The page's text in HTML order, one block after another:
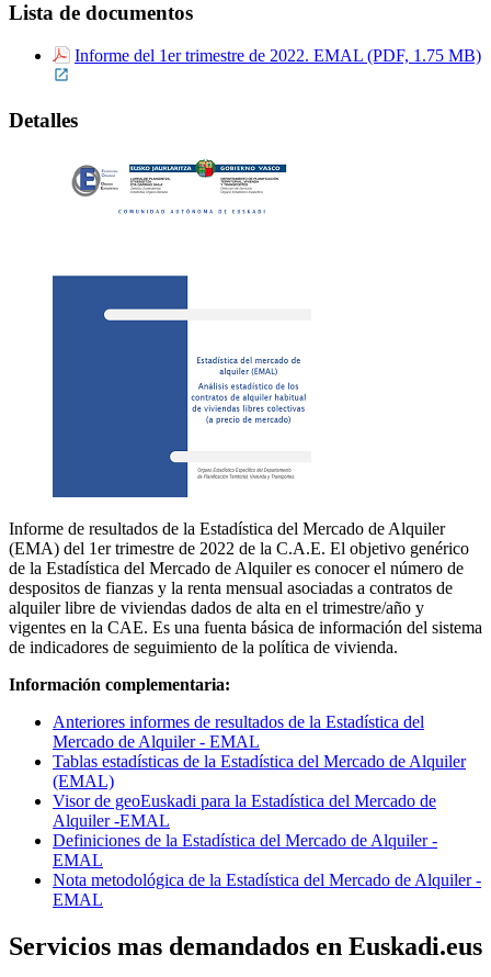
Lista de documentos
Informe del 1er trimestre de 2022. EMAL (PDF, 1.75 MB)
Detalles
Informe de resultados de la Estadística del Mercado de Alquiler
(EMA) del 1er trimestre de 2022 de la C.A.E. El objetivo genérico
de la Estadística del Mercado de Alquiler es conocer el número de
despositos de fianzas y la renta mensual asociadas a contratos de
alquiler libre de viviendas dados de alta en el trimestre/año y
vigentes en la CAE. Es una fuenta básica de información del sistema
de indicadores de seguimiento de la política de vivienda.
Información complementaria:
Anteriores informes de resultados de la Estadística del
Mercado de Alquiler - EMAL
Tablas estadísticas de la Estadística del Mercado de Alquiler
(EMAL)
Visor de geoEuskadi para la Estadística del Mercado de
Alquiler -EMAL
Definiciones de la Estadística del Mercado de Alquiler -
EMAL
Nota metodológica de la Estadística del Mercado de Alquiler -
EMAL
Servicios mas demandados en Euskadi.eus